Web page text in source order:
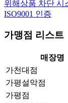
위해상품 차단 시
ISO9001 인증
가맹점 리스트
매장명
가천대점
가평설악점
가평점